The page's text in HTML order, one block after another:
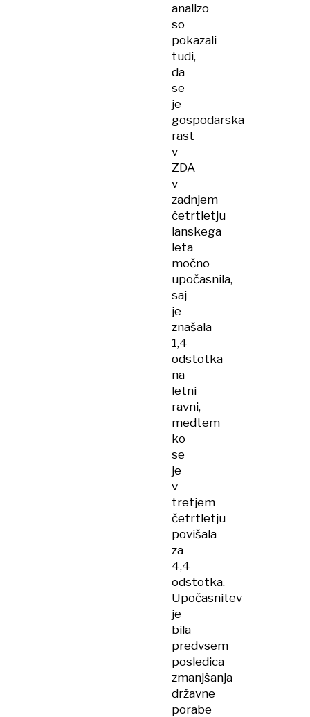
analizo
so
pokazali
tudi,
da
se
je
gospodarska
rast
v
ZDA
v
zadnjem
četrtletju
lanskega
leta
močno
upočasnila,
saj
je
znašala
1,4
odstotka
na
letni
ravni,
medtem
ko
se
je
v
tretjem
četrtletju
povišala
za
4,4
odstotka.
Upočasnitev
je
bila
predvsem
posledica
zmanjšanja
državne
porabe